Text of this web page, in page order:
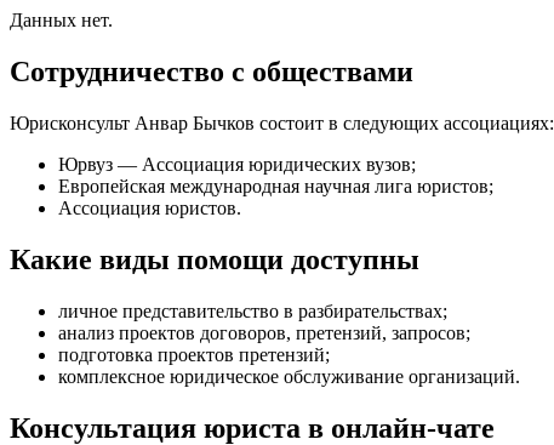
Данных нет.
Сотрудничество с обществами
Юрисконсульт Анвар Бычков состоит в следующих ассоциациях:
Юрвуз — Ассоциация юридических вузов;
Европейская международная научная лига юристов;
Ассоциация юристов.
Какие виды помощи доступны
личное представительство в разбирательствах;
анализ проектов договоров, претензий, запросов;
подготовка проектов претензий;
комплексное юридическое обслуживание организаций.
Консультация юриста в онлайн-чате